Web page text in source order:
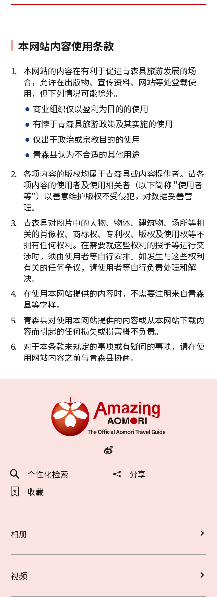
本网站内容使用条款
本网站的内容在有利于促进青森县旅游发展的场
合，允许在出版物、宣传资料、网站等处登载使
用，但下列情况可能除外。
商业组织仅以盈利为目的的使用
有悖于青森县旅游政策及其实施的使用
仅出于政治或宗教目的的使用
青森县认为不合适的其他用途
各项内容的版权均属于青森县或内容提供者。请各
项内容的使用者及使用相关者（以下简称 "使用者
等"）以善意维护版权不受侵犯，对数据妥善管
理。
青森县对图片中的人物、物体、建筑物、场所等相
关的肖像权、商标权、专利权、版权及使用权等不
拥有任何权利。在需要就这些权利的授予等进行交
涉时，须由使用者等自行安排。如发生与这些权利
有关的任何争议，请使用者等自行负责处理和解
决。
在使用本网站提供的内容时，不需要注明来自青森
县等字样。
青森县对使用本网站提供的内容或从本网站下载内
容而引起的任何损失或损害概不负责。
对于本条款未规定的事项或有疑问的事项，请在使
用网站内容之前与青森县协商。
个性化检索
分享
收藏
相册
视频